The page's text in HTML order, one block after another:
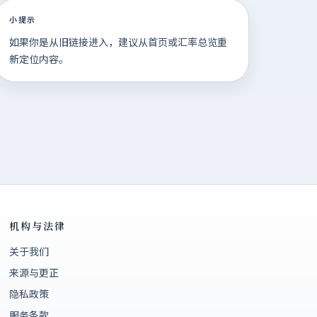
小提示
如果你是从旧链接进入，建议从首页或汇率总览重
新定位内容。
机构与法律
关于我们
来源与更正
隐私政策